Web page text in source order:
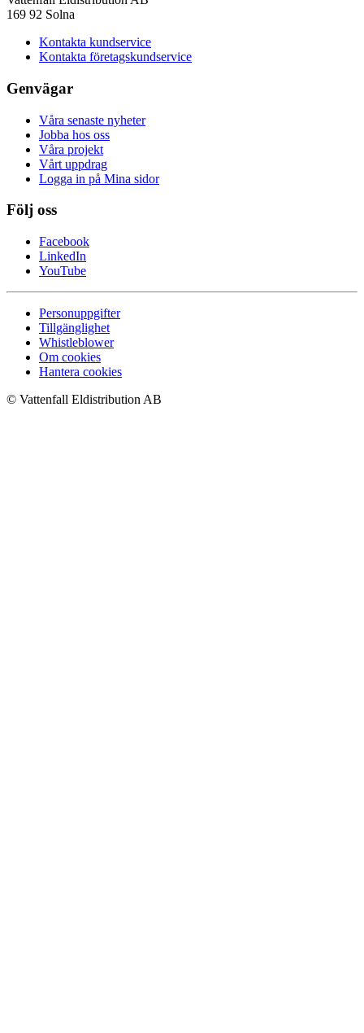
169 92 Solna
Kontakta kundservice
Kontakta företagskundservice
Genvägar
Våra senaste nyheter
Jobba hos oss
Våra projekt
Vårt uppdrag
Logga in på Mina sidor
Följ oss
Facebook
LinkedIn
YouTube
Personuppgifter
Tillgänglighet
Whistleblower
Om cookies
Hantera cookies
© Vattenfall Eldistribution AB